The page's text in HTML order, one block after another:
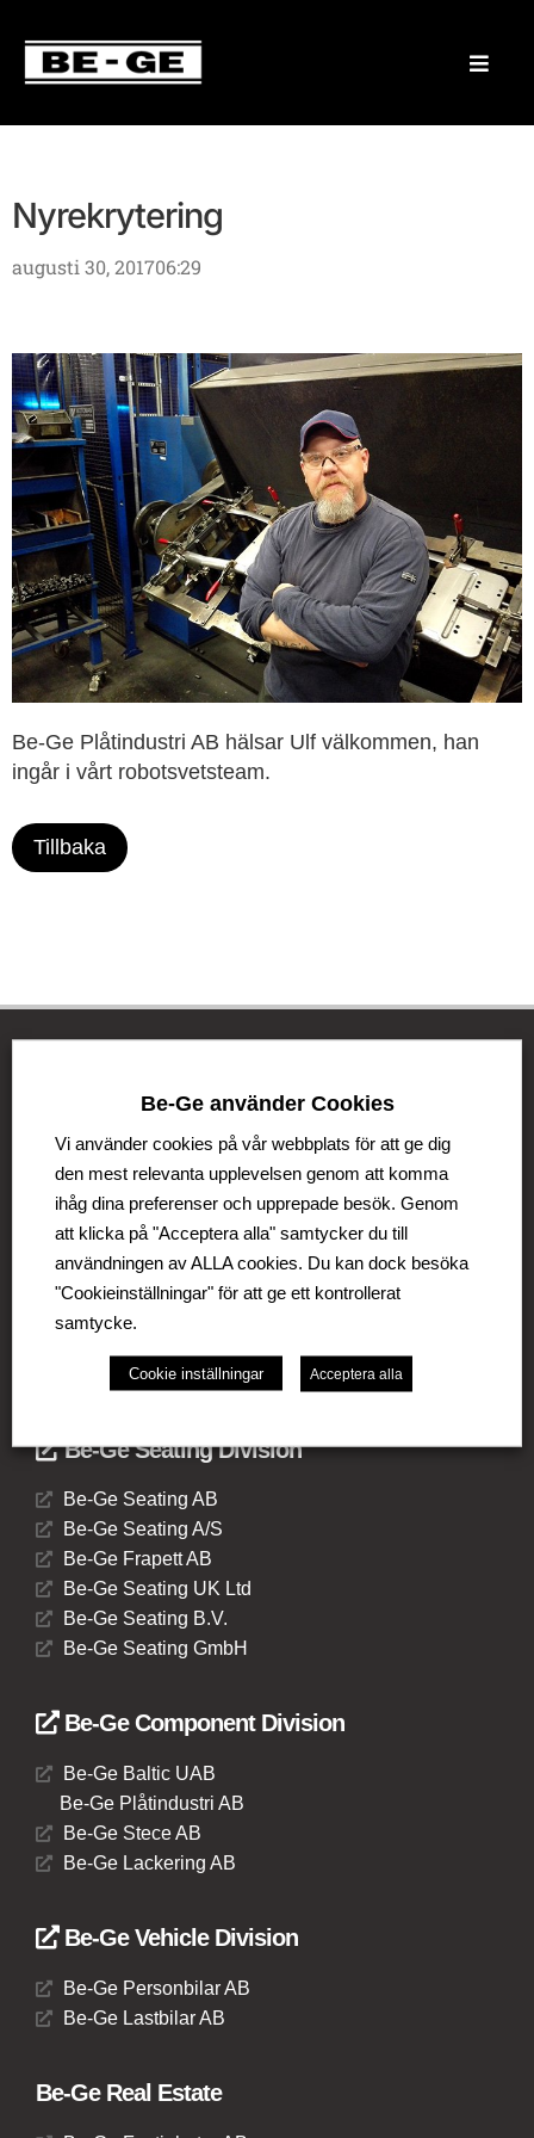
Nyrekrytering
augusti 30, 201706:29
Be-Ge Plåtindustri AB hälsar Ulf välkommen, han
ingår i vårt robotsvetsteam.
Tillbaka
Be-Ge Koncernen
Be-Ge Koncernen är en familjeägd företagsgrupp med
verksamhet i Sverige, Danmark, Storbritannien,
Litauen, Nederländerna och Tyskland. Koncernen
omfattar affärsområdena Be-Ge Seating Division,
Be-Ge Component Division och Be-Ge Vehicle
Division.
Be-Ge Seating Division
Be-Ge Seating AB
Be-Ge Seating A/S
Be-Ge Frapett AB
Be-Ge Seating UK Ltd
Be-Ge Seating B.V.
Be-Ge Seating GmbH
Be-Ge Component Division
Be-Ge Baltic UAB
Be-Ge Plåtindustri AB
Be-Ge Stece AB
Be-Ge Lackering AB
Be-Ge Vehicle Division
Be-Ge Personbilar AB
Be-Ge Lastbilar AB
Be-Ge Real Estate
Be-Ge använder Cookies
Vi använder cookies på vår webbplats för att ge dig
den mest relevanta upplevelsen genom att komma
ihåg dina preferenser och upprepade besök. Genom
att klicka på "Acceptera alla" samtycker du till
användningen av ALLA cookies. Du kan dock besöka
"Cookieinställningar" för att ge ett kontrollerat
samtycke.
Cookie inställningar Acceptera alla